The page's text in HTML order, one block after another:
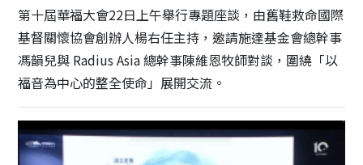
第十屆華福大會22日上午舉行專題座談，由舊鞋救命國際
基督關懷協會創辦人楊右任主持，邀請施達基金會總幹事
馮韻兒與 Radius Asia 總幹事陳維恩牧師對談，圍繞「以
福音為中心的整全使命」展開交流。